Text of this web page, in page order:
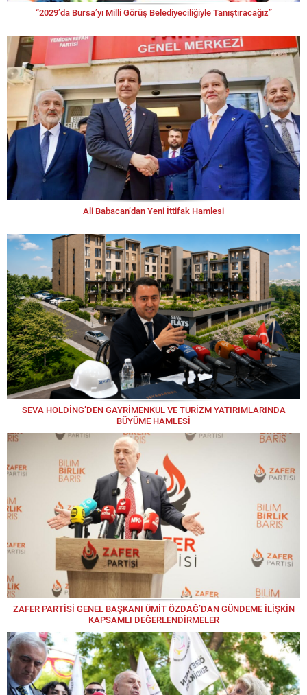
“2029’da Bursa’yı Milli Görüş Belediyeciliğiyle Tanıştıracağız”
Ali Babacan’dan Yeni İttifak Hamlesi
SEVA HOLDİNG’DEN GAYRİMENKUL VE TURİZM YATIRIMLARINDA
BÜYÜME HAMLESİ
ZAFER PARTİSİ GENEL BAŞKANI ÜMİT ÖZDAĞ’DAN GÜNDEME İLİŞKİN
KAPSAMLI DEĞERLENDİRMELER